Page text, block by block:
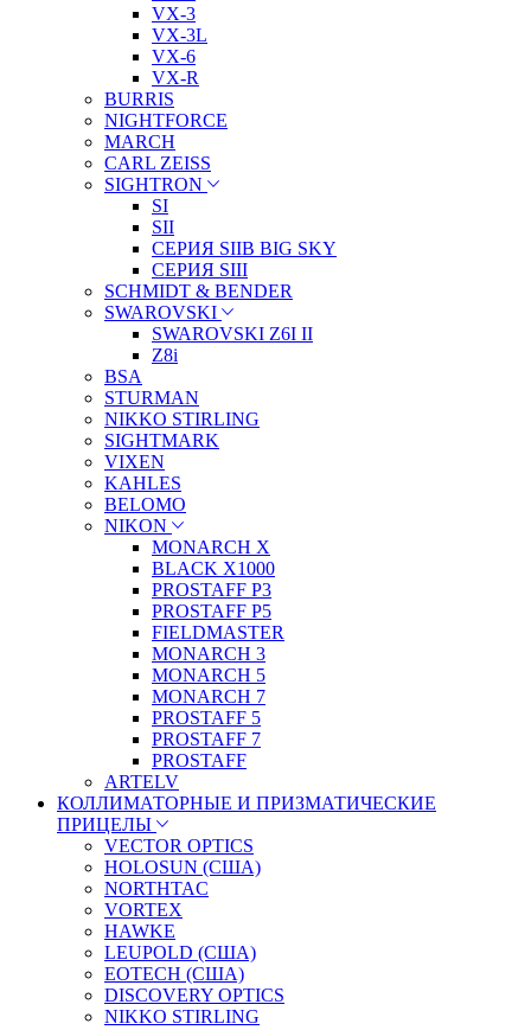
VX-3
VX-3L
VX-6
VX-R
BURRIS
NIGHTFORCE
MARCH
CARL ZEISS
SIGHTRON
SI
SII
СЕРИЯ SIIB BIG SKY
СЕРИЯ SIII
SCHMIDT & BENDER
SWAROVSKI
SWAROVSKI Z6I II
Z8i
BSA
STURMAN
NIKKO STIRLING
SIGHTMARK
VIXEN
KAHLES
BELOMO
NIKON
MONARCH X
BLACK X1000
PROSTAFF P3
PROSTAFF P5
FIELDMASTER
MONARCH 3
MONARCH 5
MONARCH 7
PROSTAFF 5
PROSTAFF 7
PROSTAFF
ARTELV
КОЛЛИМАТОРНЫЕ И ПРИЗМАТИЧЕСКИЕ
ПРИЦЕЛЫ
VECTOR OPTICS
HOLOSUN (США)
NORTHTAC
VORTEX
HAWKE
LEUPOLD (США)
EOTECH (США)
DISCOVERY OPTICS
NIKKO STIRLING